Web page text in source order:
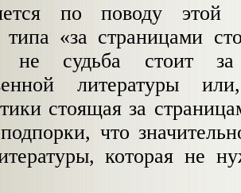
по поводу этой
«за страницами
не судьба стоит за
литературы
стоящая за
что
которая не